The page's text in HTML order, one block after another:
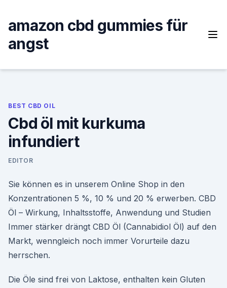
content
amazon cbd gummies für
angst
BEST CBD OIL
Cbd öl mit kurkuma
infundiert
EDITOR
Sie können es in unserem Online Shop in den
Konzentrationen 5 %, 10 % und 20 % erwerben. CBD
Öl – Wirkung, Inhaltsstoffe, Anwendung und Studien
Immer stärker drängt CBD Öl (Cannabidiol Öl) auf den
Markt, wenngleich noch immer Vorurteile dazu
herrschen.
Die Öle sind frei von Laktose, enthalten kein Gluten